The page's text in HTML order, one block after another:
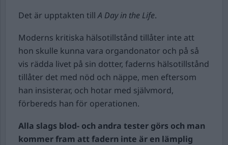
Det är upptakten tillA Day in the Life.
Moderns kritiska hälsotillstånd tillåter inte att
hon skulle kunna vara organdonator och på så
vis rädda livet på sin dotter, faderns hälsotillstånd
tillåter det med nöd och näppe, men eftersom
han insisterar, och hotar med självmord,
förbereds han för operationen.
Alla slags blod- och andra tester görs och man
kommer fram att fadern inte är en lämplig